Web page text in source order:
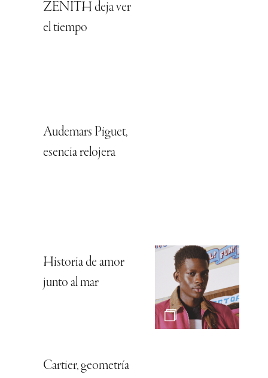
ZENITH deja ver
el tiempo
Audemars Piguet,
esencia relojera
Historia de amor
junto al mar
Cartier, geometría